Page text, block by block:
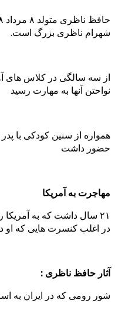
شهرام ناظری بزرگ است.
از سه سالگی در کلاس‌ های
نواحتن آنها به مهارت رسید
حضور داشت
مهاجرت به آمریکا
در اغلب کنسرت‌ هایی که او
آثار حافظ ناظری :
شور رومی که در ایران به